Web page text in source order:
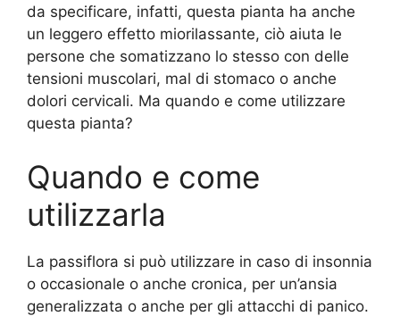
da specificare, infatti, questa pianta ha anche
un leggero effetto miorilassante, ciò aiuta le
persone che somatizzano lo stesso con delle
tensioni muscolari, mal di stomaco o anche
dolori cervicali. Ma quando e come utilizzare
questa pianta?
Quando e come
utilizzarla
La passiflora si può utilizzare in caso di insonnia
o occasionale o anche cronica, per un’ansia
generalizzata o anche per gli attacchi di panico.